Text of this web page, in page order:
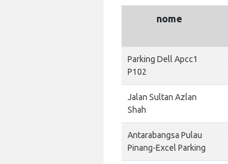
nome
Parking Dell Apcc1
P102
Jalan Sultan Azlan
Shah
Antarabangsa Pulau
Pinang-Excel Parking